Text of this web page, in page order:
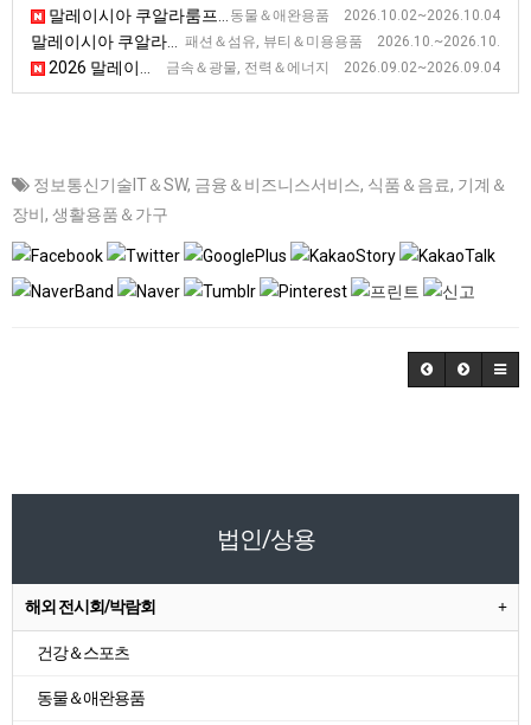
동물＆애완용품 2026.10.02~2026.10.04
말레이시아 쿠알라룸프루 애완용품 전시회
패션＆섬유, 뷰티＆미용용품 2026.10.~2026.10.
말레이시아 쿠알라룸푸르 코스모 뷰티 아시아 전시회
금속＆광물, 전력＆에너지 2026.09.02~2026.09.04
2026 말레이시아 쿠알라룸푸르 오일앤가스 전시회 [OGA]
정보통신기술IT＆SW, 금융＆비즈니스서비스, 식품＆음료, 기계＆
장비, 생활용품＆가구
법인/상용
해외 전시회/박람회
건강＆스포츠
동물＆애완용품